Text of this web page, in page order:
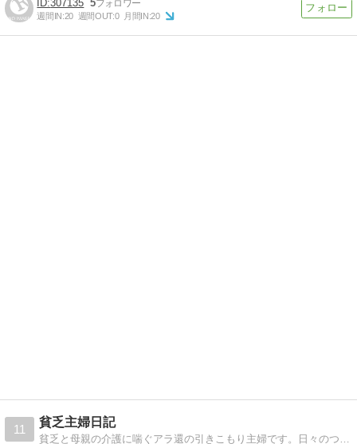
307135 5
週間IN:20 週間OUT:0 月間IN:20
11
貧乏主婦日記